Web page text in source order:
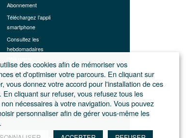
Abonnement
Téléchargez l’appli
smartphone
Consultez les
hebdomadaires
Les hors-séries
Mentions légales
Conditions
générales de
ventes
des cookies afin de mémoriser vos
et d'optimiser votre parcours. En cliquant sur
vous donnez votre accord pour l'installation de ces
En cliquant sur refuser, vous refusez tous les
nécessaires à votre navigation. Vous pouvez
personnaliser afin de gérer vous-même les